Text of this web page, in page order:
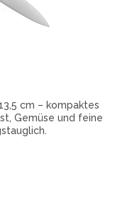
cm – kompaktes
Gemüse und feine